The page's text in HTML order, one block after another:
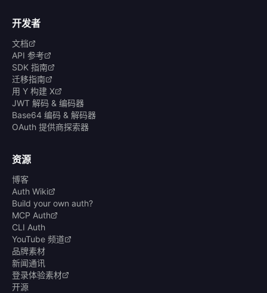
开发者
文档
API 参考
SDK 指南
迁移指南
用 Y 构建 X
JWT 解码 & 编码器
Base64 编码 & 解码器
OAuth 提供商探索器
资源
博客
Auth Wiki
Build your own auth?
MCP Auth
CLI Auth
YouTube 频道
品牌素材
新闻通讯
登录体验素材
开源